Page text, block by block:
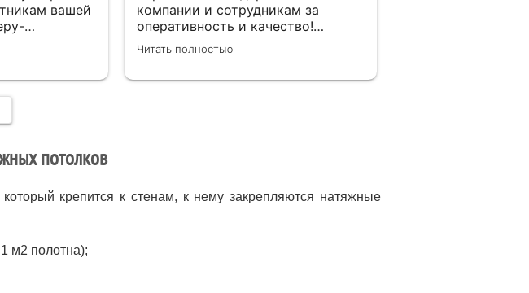
вашей
.Спасибо
назначили
за
все
работа .
компании и сотрудникам за
оперативность и качество!
Начиная от менеджера по
заявкам, замерщика и
Читать полностью
потолков
крепится к стенам, к нему закрепляются натяжные
м2 полотна);